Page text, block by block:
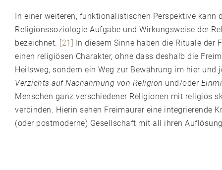
In einer weiteren, funktionalistischen Perspektive kann
Religionssoziologie Aufgabe und Wirkungsweise der
bezeichnet. [21] In diesem Sinne haben die Rituale der
einen religiösen Charakter, ohne dass deshalb die
Heilsweg, sondern ein Weg zur Bewährung im hier und
Verzichts auf Nachahmung von Religion und/oder
Menschen ganz verschiedener Religionen mit religiös
verbinden. Hierin sehen Freimaurer eine integrierende
(oder postmoderne) Gesellschaft mit all ihren